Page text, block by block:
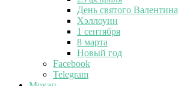
День святого Валентина
Хэллоуин
1 сентября
8 марта
Новый год
Facebook
Telegram